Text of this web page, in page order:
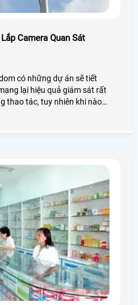
Camera Quan Sát
có những dự án sẽ tiết
lại hiệu quả giám sát rất
thao tác, tuy nhiên khi nào